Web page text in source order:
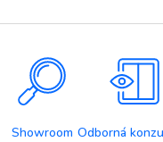
Showroom Odborná